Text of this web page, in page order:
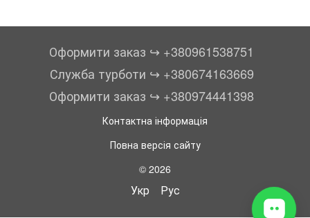
Оформити заказ ↪︎ +380961538751
Служба турботи ↪︎ +380674163669
Оформити заказ ↪︎ +380974441398
Контактна інформація
Повна версія сайту
© 2026
Укр Рус